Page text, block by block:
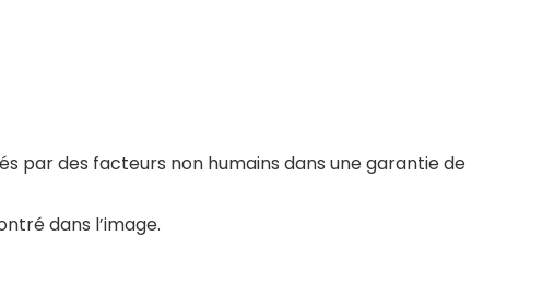
par des facteurs non humains dans une garantie de
dans l’image.